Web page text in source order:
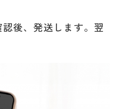
後、発送します。翌